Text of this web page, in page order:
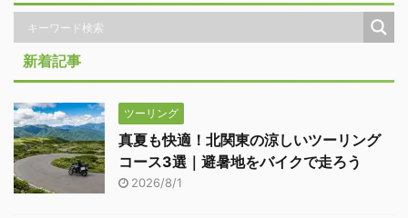
新着記事
ツーリング
真夏も快適！北関東の涼しいツーリング
コース3選｜避暑地をバイクで走ろう
2026/8/1